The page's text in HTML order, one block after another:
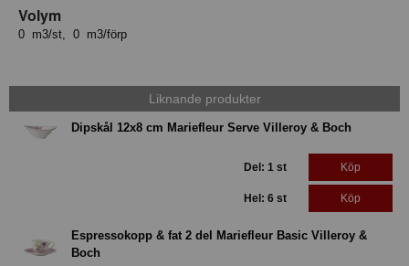
Volym
0 m3/st, 0 m3/förp
Liknande produkter
Dipskål 12x8 cm Mariefleur Serve Villeroy & Boch
Del: 1 st Köp
Hel: 6 st Köp
Espressokopp & fat 2 del Mariefleur Basic Villeroy &
Boch